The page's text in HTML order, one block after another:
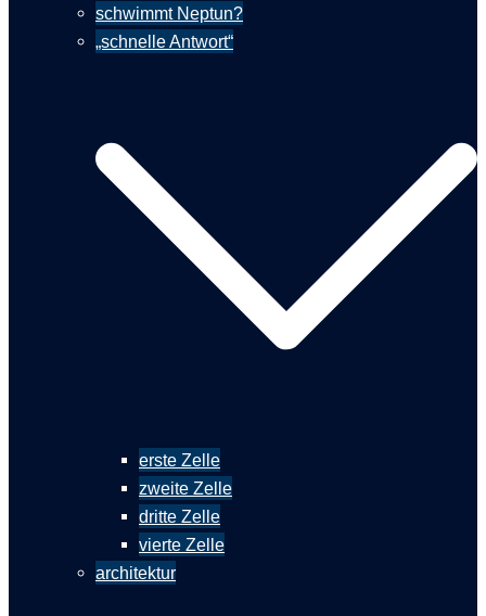
schwimmt Neptun?
„schnelle Antwort“
erste Zelle
zweite Zelle
dritte Zelle
vierte Zelle
architektur